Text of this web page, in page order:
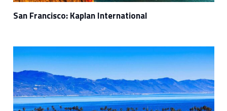
San Francisco: Kaplan International